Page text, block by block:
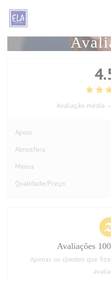
Painel de Gerenciamento de
Avaliação média —
Apoio
Atmosfera
Menus
Qualidade/Preço
Avaliações
Apenas os clientes que